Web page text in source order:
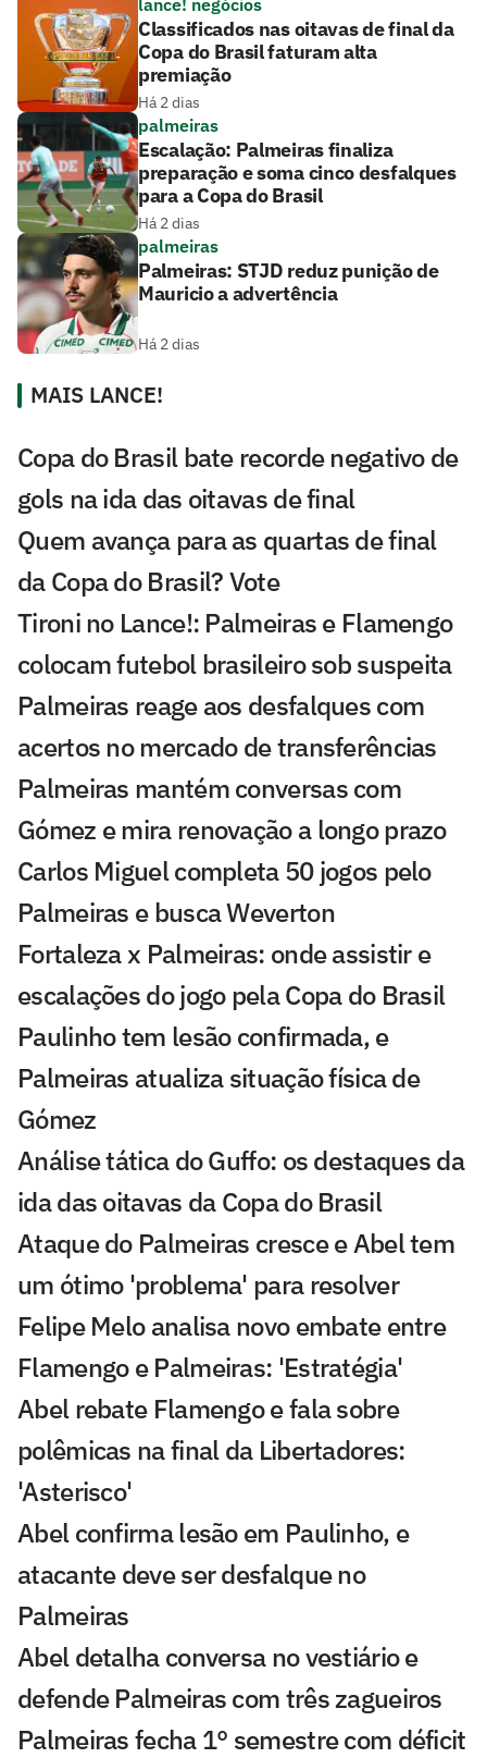
Classificados nas oitavas de final da
Copa do Brasil faturam alta
premiação
Há 2 dias
palmeiras
Escalação: Palmeiras finaliza
preparação e soma cinco desfalques
para a Copa do Brasil
Há 2 dias
palmeiras
Palmeiras: STJD reduz punição de
Mauricio a advertência
Há 2 dias
MAIS LANCE!
Copa do Brasil bate recorde negativo de
gols na ida das oitavas de final
Quem avança para as quartas de final
da Copa do Brasil? Vote
Tironi no Lance!: Palmeiras e Flamengo
colocam futebol brasileiro sob suspeita
Palmeiras reage aos desfalques com
acertos no mercado de transferências
Palmeiras mantém conversas com
Gómez e mira renovação a longo prazo
Carlos Miguel completa 50 jogos pelo
Palmeiras e busca Weverton
Fortaleza x Palmeiras: onde assistir e
escalações do jogo pela Copa do Brasil
Paulinho tem lesão confirmada, e
Palmeiras atualiza situação física de
Gómez
Análise tática do Guffo: os destaques da
ida das oitavas da Copa do Brasil
Ataque do Palmeiras cresce e Abel tem
um ótimo 'problema' para resolver
Felipe Melo analisa novo embate entre
Flamengo e Palmeiras: 'Estratégia'
Abel rebate Flamengo e fala sobre
polêmicas na final da Libertadores:
'Asterisco'
Abel confirma lesão em Paulinho, e
atacante deve ser desfalque no
Palmeiras
Abel detalha conversa no vestiário e
defende Palmeiras com três zagueiros
Palmeiras fecha 1° semestre com déficit